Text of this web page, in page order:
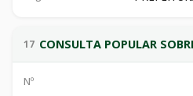
17 CONSULTA POPULAR
Nº